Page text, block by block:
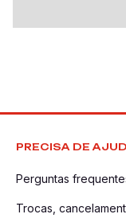
PRECISA DE
Perguntas
Trocas,